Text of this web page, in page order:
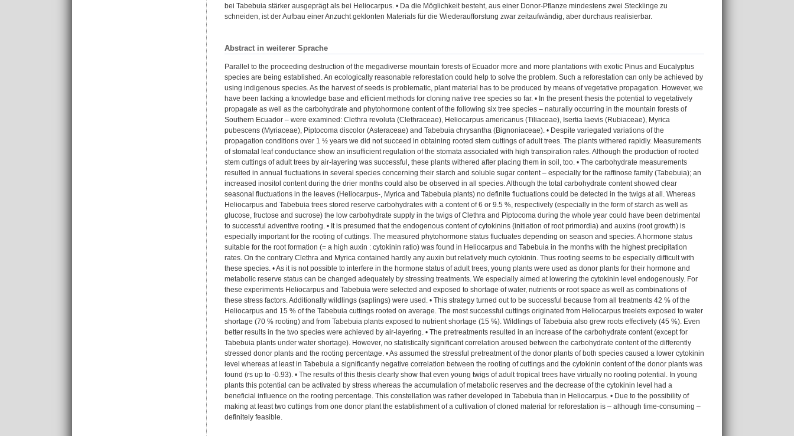
bei Tabebuia stärker ausgeprägt als bei Heliocarpus. • Da die Möglichkeit besteht, aus einer Donor-Pflanze mindestens zwei Stecklinge zu
schneiden, ist der Aufbau einer Anzucht geklonten Materials für die Wiederaufforstung zwar zeitaufwändig, aber durchaus realisierbar.
Abstract in weiterer Sprache
Parallel to the proceeding destruction of the megadiverse mountain forests of Ecuador more and more plantations with exotic Pinus and Eucalyptus
species are being established. An ecologically reasonable reforestation could help to solve the problem. Such a reforestation can only be achieved by
using indigenous species. As the harvest of seeds is problematic, plant material has to be produced by means of vegetative propagation. However, we
have been lacking a knowledge base and efficient methods for cloning native tree species so far. • In the present thesis the potential to vegetatively
propagate as well as the carbohydrate and phytohormone content of the following six tree species – naturally occurring in the mountain forests of
Southern Ecuador – were examined: Clethra revoluta (Clethraceae), Heliocarpus americanus (Tiliaceae), Isertia laevis (Rubiaceae), Myrica
pubescens (Myriaceae), Piptocoma discolor (Asteraceae) and Tabebuia chrysantha (Bignoniaceae). • Despite variegated variations of the
propagation conditions over 1 ½ years we did not succeed in obtaining rooted stem cuttings of adult trees. The plants withered rapidly. Measurements
of stomatal leaf conductance show an insufficient regulation of the stomata associated with high transpiration rates. Although the production of rooted
stem cuttings of adult trees by air-layering was successful, these plants withered after placing them in soil, too. • The carbohydrate measurements
resulted in annual fluctuations in several species concerning their starch and soluble sugar content – especially for the raffinose family (Tabebuia); an
increased inositol content during the drier months could also be observed in all species. Although the total carbohydrate content showed clear
seasonal fluctuations in the leaves (Heliocarpus-, Myrica and Tabebuia plants) no definite fluctuations could be detected in the twigs at all. Whereas
Heliocarpus and Tabebuia trees stored reserve carbohydrates with a content of 6 or 9.5 %, respectively (especially in the form of starch as well as
glucose, fructose and sucrose) the low carbohydrate supply in the twigs of Clethra and Piptocoma during the whole year could have been detrimental
to successful adventive rooting. • It is presumed that the endogenous content of cytokinins (initiation of root primordia) and auxins (root growth) is
especially important for the rooting of cuttings. The measured phytohormone status fluctuates depending on season and species. A hormone status
suitable for the root formation (= a high auxin : cytokinin ratio) was found in Heliocarpus and Tabebuia in the months with the highest precipitation
rates. On the contrary Clethra and Myrica contained hardly any auxin but relatively much cytokinin. Thus rooting seems to be especially difficult with
these species. • As it is not possible to interfere in the hormone status of adult trees, young plants were used as donor plants for their hormone and
metabolic reserve status can be changed adequately by stressing treatments. We especially aimed at lowering the cytokinin level endogenously. For
these experiments Heliocarpus and Tabebuia were selected and exposed to shortage of water, nutrients or root space as well as combinations of
these stress factors. Additionally wildlings (saplings) were used. • This strategy turned out to be successful because from all treatments 42 % of the
Heliocarpus and 15 % of the Tabebuia cuttings rooted on average. The most successful cuttings originated from Heliocarpus treelets exposed to water
shortage (70 % rooting) and from Tabebuia plants exposed to nutrient shortage (15 %). Wildlings of Tabebuia also grew roots effectively (45 %). Even
better results in the two species were achieved by air-layering. • The pretreatments resulted in an increase of the carbohydrate content (except for
Tabebuia plants under water shortage). However, no statistically significant correlation aroused between the carbohydrate content of the differently
stressed donor plants and the rooting percentage. • As assumed the stressful pretreatment of the donor plants of both species caused a lower cytokinin
level whereas at least in Tabebuia a significantly negative correlation between the rooting of cuttings and the cytokinin content of the donor plants was
found (rs up to -0.93). • The results of this thesis clearly show that even young twigs of adult tropical trees have virtually no rooting potential. In young
plants this potential can be activated by stress whereas the accumulation of metabolic reserves and the decrease of the cytokinin level had a
beneficial influence on the rooting percentage. This constellation was rather developed in Tabebuia than in Heliocarpus. • Due to the possibility of
making at least two cuttings from one donor plant the establishment of a cultivation of cloned material for reforestation is – although time-consuming –
definitely feasible.